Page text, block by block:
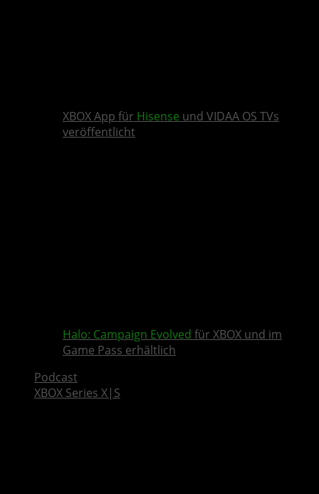
XBOX App für Hisense und VIDAA OS TVs
veröffentlicht
Halo: Campaign Evolved für XBOX und im
Game Pass erhältlich
Podcast
XBOX Series X|S